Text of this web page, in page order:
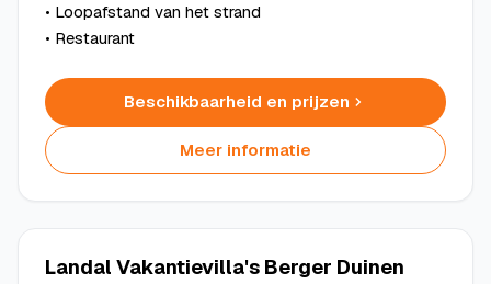
• Loopafstand van het strand
• Restaurant
Beschikbaarheid en prijzen
Meer informatie
Landal Vakantievilla's Berger Duinen